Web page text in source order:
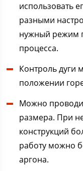
использовать
разными
нужный режим
процесса.
Контроль дуги
положении
Можно
размера. При
конструкций
работу можно
аргона.